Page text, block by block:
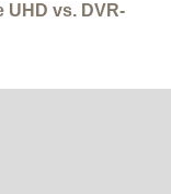
UHD vs. DVR-